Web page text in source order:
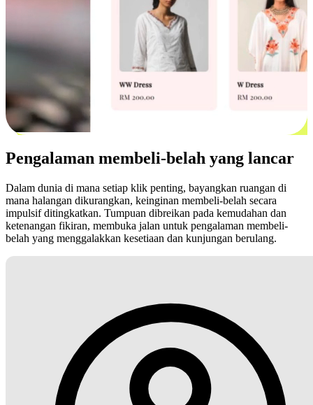
Pengalaman membeli-belah yang lancar
Dalam dunia di mana setiap klik penting, bayangkan ruangan di
mana halangan dikurangkan, keinginan membeli-belah secara
impulsif ditingkatkan. Tumpuan dibreikan pada kemudahan dan
ketenangan fikiran, membuka jalan untuk pengalaman membeli-
belah yang menggalakkan kesetiaan dan kunjungan berulang.